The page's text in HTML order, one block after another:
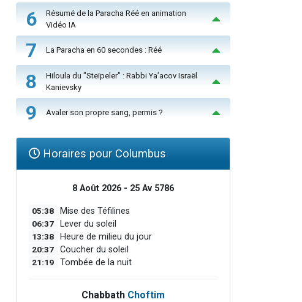
6
Résumé de la Paracha Réé en animation
Vidéo IA
7 La Paracha en 60 secondes : Réé
8
Hiloula du "Steïpeler" : Rabbi Ya’acov Israël
Kanievsky
9 Avaler son propre sang, permis ?
Horaires pour Columbus
8 Août 2026 - 25 Av 5786
05:38 Mise des Téfilines
06:37 Lever du soleil
13:38 Heure de milieu du jour
20:37 Coucher du soleil
21:19 Tombée de la nuit
Chabbath Choftim